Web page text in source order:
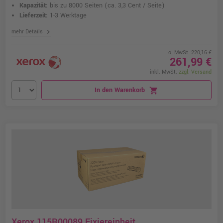
Kapazität: bis zu 8000 Seiten (ca. 3,3 Cent / Seite)
Lieferzeit: 1-3 Werktage
mehr Details chevron_right
o. MwSt. 220,16 €
261,99 €
inkl. MwSt. zzgl. Versand
In den Warenkorb shopping_cart